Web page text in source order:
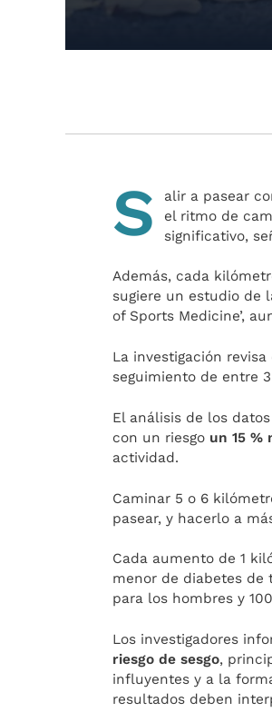
S
alir a pasear
el ritmo de
significativo,
Además, cada
sugiere un estudio de
of Sports Medicine’,
La investigación
seguimiento de entre
El análisis de los
con un riesgo un 15 %
actividad.
Caminar 5 o 6
pasear, y hacerlo a
Cada aumento de 1
menor de diabetes
para los hombres y
Los investigadores
riesgo de sesgo,
influyentes y a la
resultados deben